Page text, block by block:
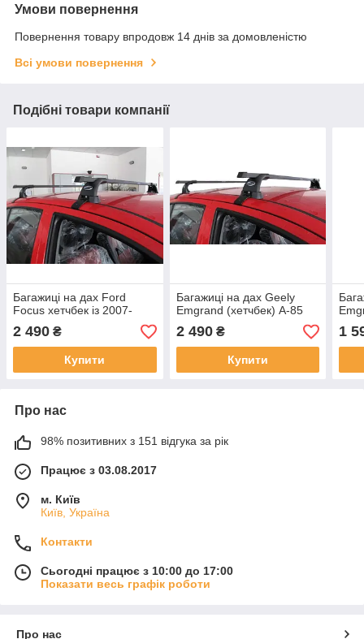
Умови повернення
Повернення товару впродовж 14 днів за домовленістю
Всі умови повернення
Подібні товари компанії
Багажиці на дах Ford
Focus хетчбек із 2007-
2 490 ₴
Купити
Багажиці на дах Geely
Emgrand (хетчбек) А-85
2 490₴
Купити
1
Про нас
98% позитивних з 151 відгука за рік
Працює з 03.08.2017
м. Київ
Київ, Україна
Контакти
Сьогодні працює з 10:00 до 17:00
Показати весь графік роботи
Про нас